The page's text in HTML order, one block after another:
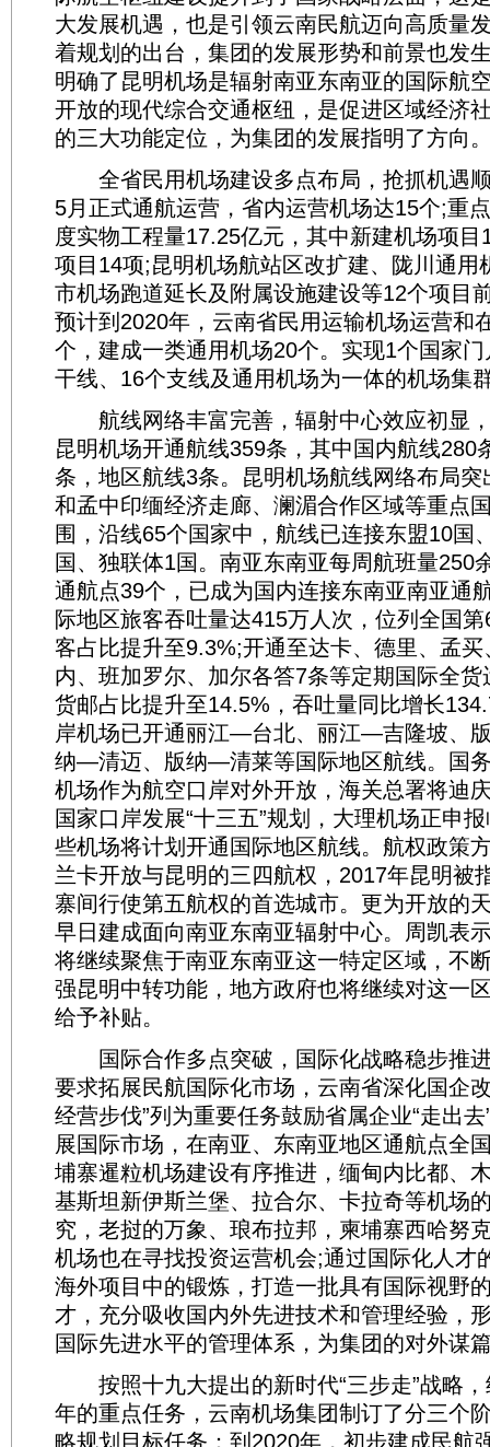
大发展机遇，也是引领云南民航迈向高质量
着规划的出台，集团的发展形势和前景也发
明确了昆明机场是辐射南亚东南亚的国际航
开放的现代综合交通枢纽，是促进区域经济
的三大功能定位，为集团的发展指明了方向
全省民用机场建设多点布局，抢抓机遇
5月正式通航运营，省内运营机场达15个;重
度实物工程量17.25亿元，其中新建机场项目
项目14项;昆明机场航站区改扩建、陇川通用
市机场跑道延长及附属设施建设等12个项目
预计到2020年，云南省民用运输机场运营和
个，建成一类通用机场20个。实现1个国家
干线、16个支线及通用机场为一体的机场集
航线网络丰富完善，辐射中心效应初显
昆明机场开通航线359条，其中国内航线280
条，地区航线3条。昆明机场航线网络布局突
和孟中印缅经济走廊、澜湄合作区域等重点
围，沿线65个国家中，航线已连接东盟10国
国、独联体1国。南亚东南亚每周航班量250
通航点39个，已成为国内连接东南亚南亚通
际地区旅客吞吐量达415万人次，位列全国
客占比提升至9.3%;开通至达卡、德里、孟
内、班加罗尔、加尔各答7条等定期国际全
货邮占比提升至14.5%，吞吐量同比增长
岸机场已开通丽江—台北、丽江—吉隆坡、
纳—清迈、版纳—清莱等国际地区航线。国
机场作为航空口岸对外开放，海关总署将迪
国家口岸发展“十三五”规划，大理机场正申
些机场将计划开通国际地区航线。航权政策
兰卡开放与昆明的三四航权，2017年昆明被
寨间行使第五航权的首选城市。更为开放的
早日建成面向南亚东南亚辐射中心。周凯表
将继续聚焦于南亚东南亚这一特定区域，不
强昆明中转功能，地方政府也将继续对这一
给予补贴。
国际合作多点突破，国际化战略稳步推
要求拓展民航国际化市场，云南省深化国企
经营步伐”列为重要任务鼓励省属企业“走出
展国际市场，在南亚、东南亚地区通航点全
埔寨暹粒机场建设有序推进，缅甸内比都、
基斯坦新伊斯兰堡、拉合尔、卡拉奇等机场
究，老挝的万象、琅布拉邦，柬埔寨西哈努
机场也在寻找投资运营机会;通过国际化人才
海外项目中的锻炼，打造一批具有国际视野
才，充分吸收国内外先进技术和管理经验，
国际先进水平的管理体系，为集团的对外谋
按照十九大提出的新时代“三步走”战略，
年的重点任务，云南机场集团制订了分三个
略规划目标任务：到2020年，初步建成民航